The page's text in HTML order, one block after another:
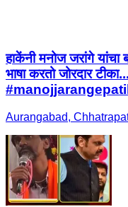
हाकेंनी मनोज जरांगे यांचा
भाषा करतो जोरदार
Aurangabad,